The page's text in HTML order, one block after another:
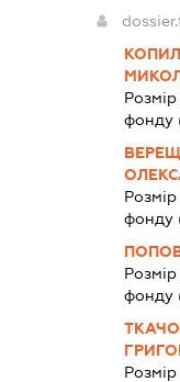
фонду
фонду
фонду